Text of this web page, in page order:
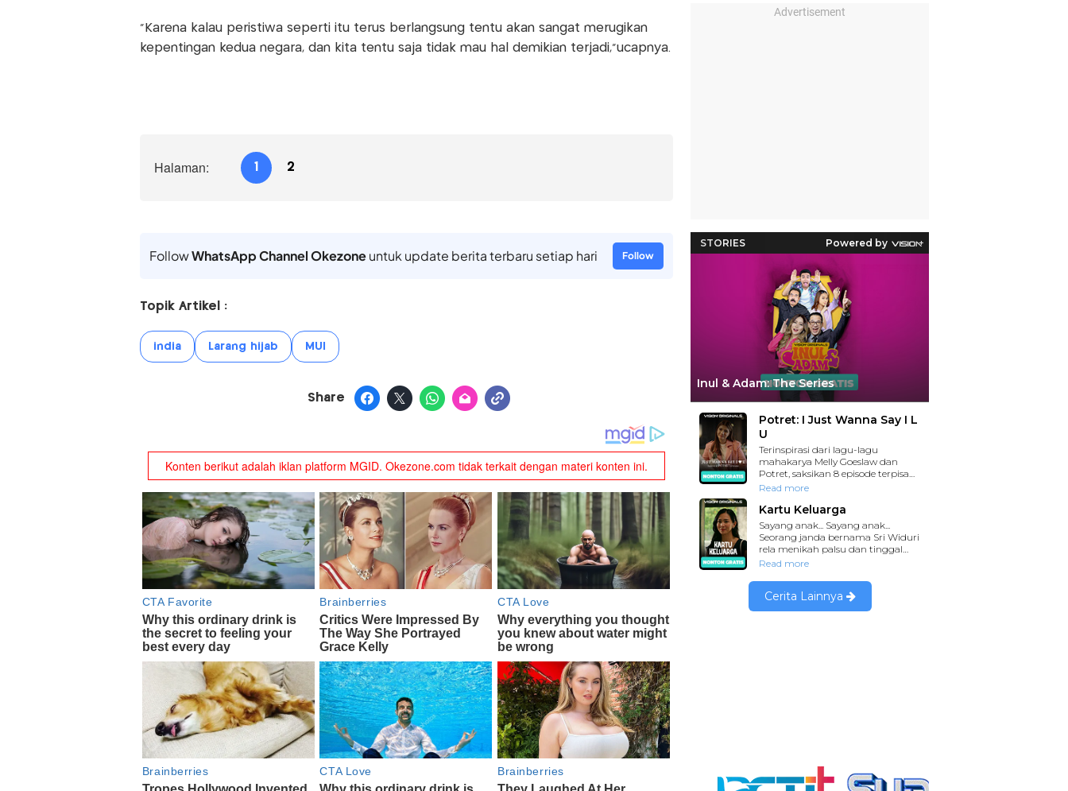
"Karena kalau peristiwa seperti itu terus berlangsung tentu akan sangat merugikan
kepentingan kedua negara, dan kita tentu saja tidak mau hal demikian terjadi,"ucapnya.
Halaman: 1 2
FollowWhatsApp Channel Okezoneuntuk update berita terbaru setiap hari Follow
Topik Artikel :
india Larang hijab MUI
Share
Advertisement